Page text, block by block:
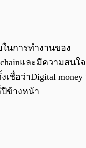
นการทำงานของ
และมีความสนใ
เชื่อว่าDigital
ปีข้างหน้า